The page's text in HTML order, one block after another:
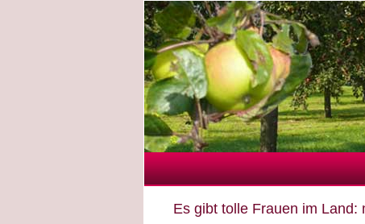
Es gibt tolle Frauen im Land: